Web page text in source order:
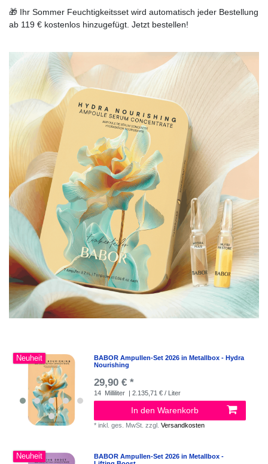
🎁 Ihr Sommer Feuchtigkeitsset wird automatisch jeder Bestellung
ab 119 € kostenlos hinzugefügt. Jetzt bestellen!
Neuheit
BABOR Ampullen-Set 2026 in Metallbox - Hydra
Nourishing
29,90 € *
14 Milliliter | 2.135,71 € / Liter
In den Warenkorb
*inkl. ges. MwSt. zzgl.Versandkosten
Neuheit
BABOR Ampullen-Set 2026 in Metallbox -